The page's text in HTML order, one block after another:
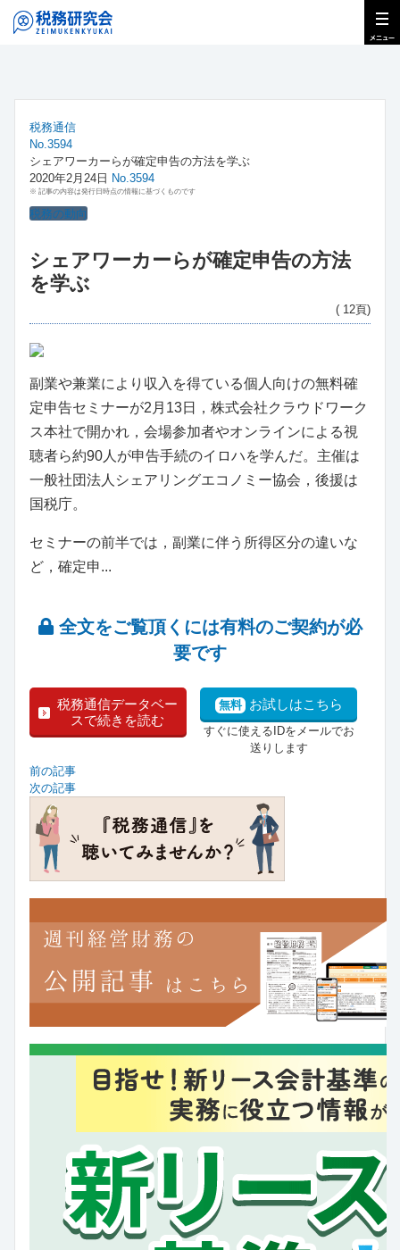
税務通信
No.3594
シェアワーカーらが確定申告の方法を学ぶ
2020年2月24日 No.3594
※ 記事の内容は発行日時点の情報に基づくものです
税務の動向
シェアワーカーらが確定申告の方法
を学ぶ
( 12頁)
副業や兼業により収入を得ている個人向けの無料確
定申告セミナーが2月13日，株式会社クラウドワーク
ス本社で開かれ，会場参加者やオンラインによる視
聴者ら約90人が申告手続のイロハを学んだ。主催は
一般社団法人シェアリングエコノミー協会，後援は
国税庁。
セミナーの前半では，副業に伴う所得区分の違いな
ど，確定申...
全文をご覧頂くには有料のご契約が必
要です
税務通信データベー
スで続きを読む
無料 お試しはこちら
すぐに使えるIDをメールでお
送りします
前の記事
次の記事